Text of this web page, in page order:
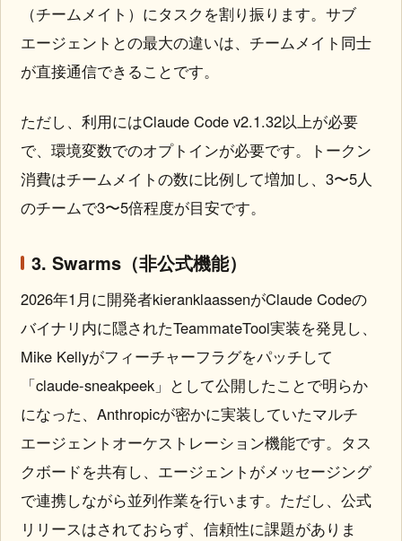
（チームメイト）にタスクを割り振ります。サブ
エージェントとの最大の違いは、チームメイト同士
が直接通信できることです。
ただし、利用にはClaude Code v2.1.32以上が必要
で、環境変数でのオプトインが必要です。トークン
消費はチームメイトの数に比例して増加し、3〜5人
のチームで3〜5倍程度が目安です。
3. Swarms（非公式機能）
2026年1月に開発者kieranklaassenがClaude Codeの
バイナリ内に隠されたTeammateTool実装を発見し、
Mike Kellyがフィーチャーフラグをパッチして
「claude-sneakpeek」として公開したことで明らか
になった、Anthropicが密かに実装していたマルチ
エージェントオーケストレーション機能です。タス
クボードを共有し、エージェントがメッセージング
で連携しながら並列作業を行います。ただし、公式
リリースはされておらず、信頼性に課題がありま